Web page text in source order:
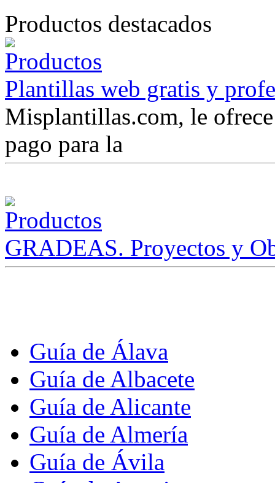
Productos destacados
Plantillas web gratis y
Misplantillas.com, le
pago para la
GRADEAS. Proyectos y
Guía de Álava
Guía de Albacete
Guía de Alicante
Guía de Almería
Guía de Ávila